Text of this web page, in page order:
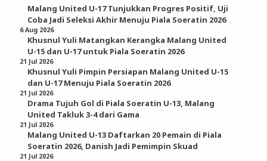
Malang United U-17 Tunjukkan Progres Positif, Uji
Coba Jadi Seleksi Akhir Menuju Piala Soeratin 2026
6 Aug 2026
Khusnul Yuli Matangkan Kerangka Malang United
U-15 dan U-17 untuk Piala Soeratin 2026
21 Jul 2026
Khusnul Yuli Pimpin Persiapan Malang United U-15
dan U-17 Menuju Piala Soeratin 2026
21 Jul 2026
Drama Tujuh Gol di Piala Soeratin U-13, Malang
United Takluk 3-4 dari Gama
21 Jul 2026
Malang United U-13 Daftarkan 20 Pemain di Piala
Soeratin 2026, Danish Jadi Pemimpin Skuad
21 Jul 2026